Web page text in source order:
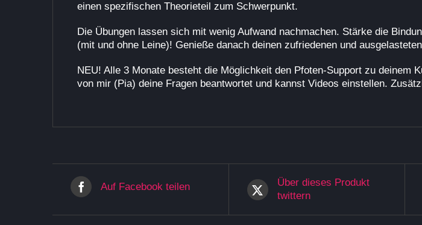
einen spezifischen Theorieteil zum Schwerpunkt.
Die Übungen lassen sich mit wenig Aufwand nachmachen. Stärke die
(mit und ohne Leine)! Genieße danach deinen zufriedenen und
NEU! Alle 3 Monate besteht die Möglichkeit den Pfoten-Support zu deinem
von mir (Pia) deine Fragen beantwortet und kannst Videos einstellen.
Auf Facebook teilen
Über dieses Produkt
twittern